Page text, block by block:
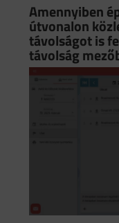
Amennyiben
útvonalon
távolságot is
távolság